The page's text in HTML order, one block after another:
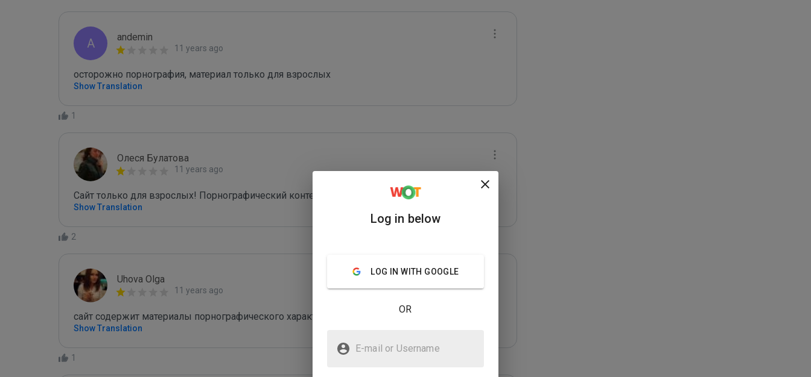
A andemin
11 years ago
осторожно порнография, материал только для взрослых
Show Translation
1
Олеся Булатова
11 years ago
Сайт только для взрослых! Порнографический контент!
Show Translation
2
Uhova Olga
11 years ago
сайт содержит материалы порнографического характера, опасно для детей
Show Translation
1
Log in below
LOG IN WITH GOOGLE
OR
E-mail or Username